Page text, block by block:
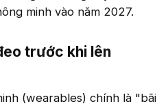
minh vào năm 2027.
trước khi lên
(wearables) chính là "bãi